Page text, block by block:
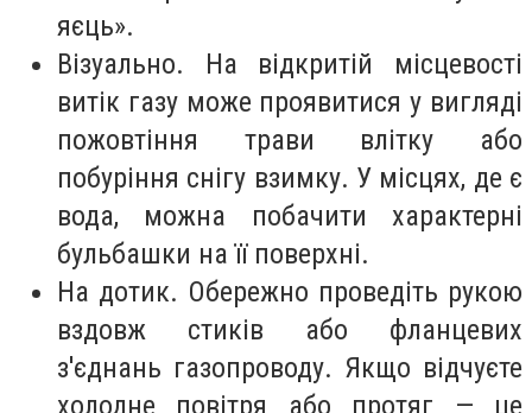
яєць».
Візуально. На відкритій місцевості
витік газу може проявитися у вигляді
пожовтіння трави влітку або
побуріння снігу взимку. У місцях, де є
вода, можна побачити характерні
бульбашки на її поверхні.
На дотик. Обережно проведіть рукою
вздовж стиків або фланцевих
з'єднань газопроводу. Якщо відчуєте
холодне повітря або протяг — це